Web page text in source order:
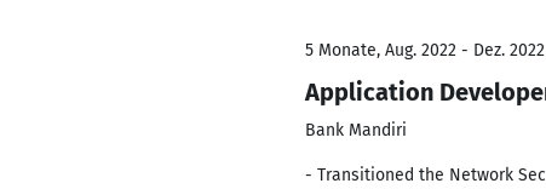
5 Monate, Aug. 2022 - Dez. 2022
Application
Bank Mandiri
- Transitioned the Network